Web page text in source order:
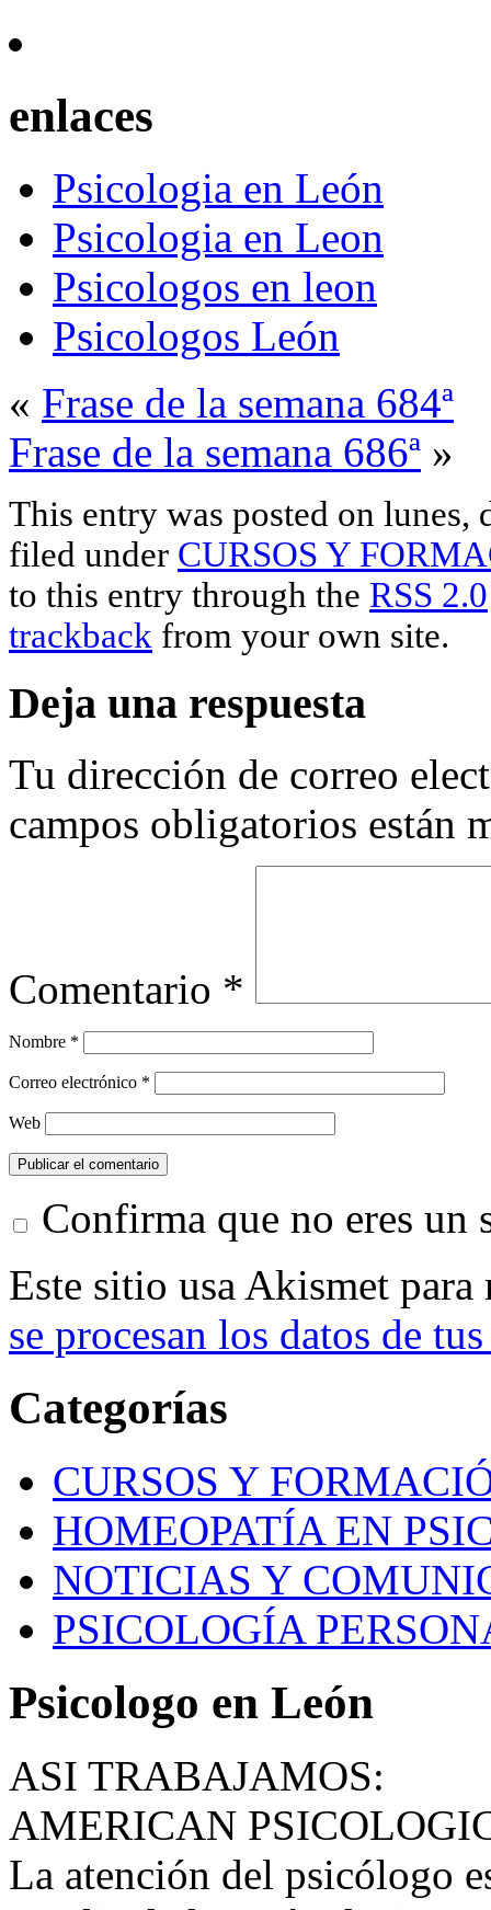
enlaces
Psicologia en León
Psicologia en Leon
Psicologos en leon
Psicologos León
« Frase de la semana 684ª
Frase de la semana 686ª »
This entry was posted on
filed under CURSOS Y
to this entry through the RSS 2.0
trackback from your own site.
Deja una respuesta
Tu dirección de correo
campos obligatorios están
Comentario *
Nombre *
Correo electrónico *
Web
Confirma que no eres un
Este sitio usa Akismet
se procesan los datos de
Categorías
CURSOS Y
HOMEOPATÍA EN
NOTICIAS Y
PSICOLOGÍA
Psicologo en León
ASI TRABAJAMOS:
AMERICAN
La atención del psicólogo